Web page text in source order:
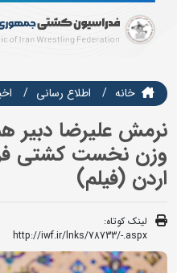
خانه اطلاع رسانی
وزن نخست کشتی
اردن (فیلم)
لینک کوتاه:
http://iwf.ir/lnks/78733/-.aspx